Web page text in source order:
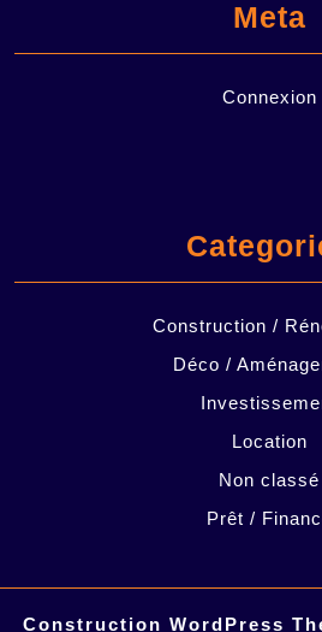
Meta
Connexion
Construction /
Déco /
Location
Non classé
Prêt /
Construction WordPress